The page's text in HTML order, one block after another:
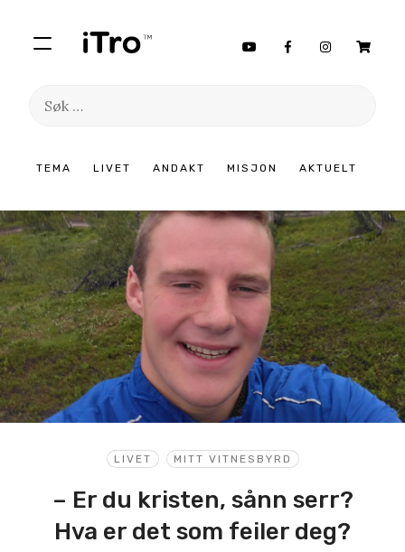
TEMA LIVET ANDAKT MISJON AKTUELT
Søk
innhold
LIVET MITT VITNESBYRD
– Er du kristen, sånn serr?
Hva er det som feiler deg?